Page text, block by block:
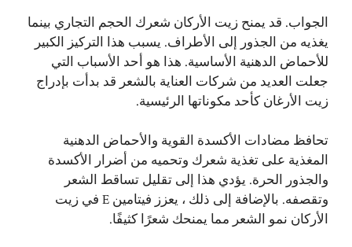
الجواب. قد يمنح زيت الأركان شعرك الحجم التجاري بينما
يغذيه من الجذور إلى الأطراف. يسبب هذا التركيز الكبير
للأحماض الدهنية الأساسية. هذا هو أحد الأسباب التي
جعلت العديد من شركات العناية بالشعر قد بدأت بإدراج
زيت الأرغان كأحد مكوناتها الرئيسية.
تحافظ مضادات الأكسدة القوية والأحماض الدهنية
المغذية على تغذية شعرك وتحميه من أضرار الأكسدة
والجذور الحرة. يؤدي هذا إلى تقليل تساقط الشعر
وتقصفه. بالإضافة إلى ذلك ، يعزز فيتامين E في زيت
الأركان نمو الشعر مما يمنحك شعرًا كثيفًا.